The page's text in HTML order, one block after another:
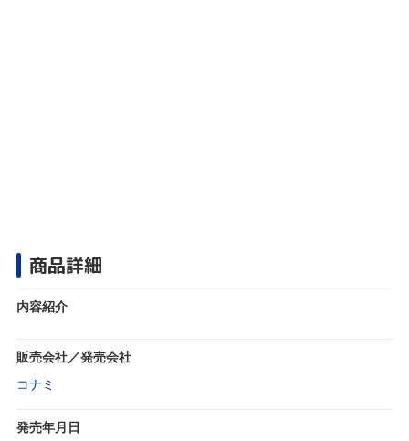
商品詳細
内容紹介
販売会社／発売会社
コナミ
発売年月日